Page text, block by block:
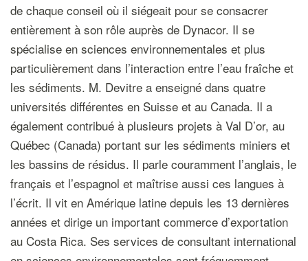
de chaque conseil où il siégeait pour se consacrer
entièrement à son rôle auprès de Dynacor. Il se
spécialise en sciences environnementales et plus
particulièrement dans l’interaction entre l’eau fraîche et
les sédiments. M. Devitre a enseigné dans quatre
universités différentes en Suisse et au Canada. Il a
également contribué à plusieurs projets à Val D’or, au
Québec (Canada) portant sur les sédiments miniers et
les bassins de résidus. Il parle couramment l’anglais, le
français et l’espagnol et maîtrise aussi ces langues à
l’écrit. Il vit en Amérique latine depuis les 13 dernières
années et dirige un important commerce d’exportation
au Costa Rica. Ses services de consultant international